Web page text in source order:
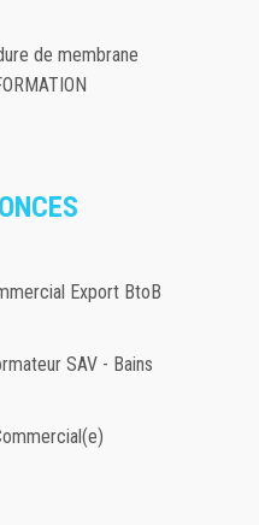
de membrane
Export BtoB
SAV - Bains